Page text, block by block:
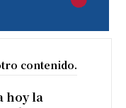
contenido.
hoy la